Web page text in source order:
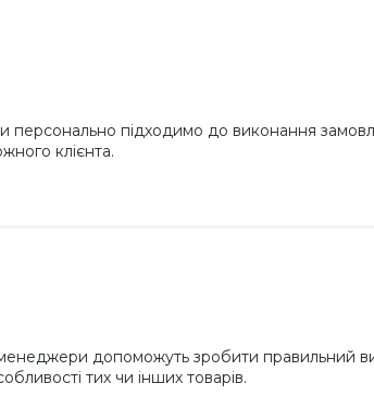
персонально підходимо до виконання
клієнта.
допоможуть зробити правильний
тих чи інших товарів.